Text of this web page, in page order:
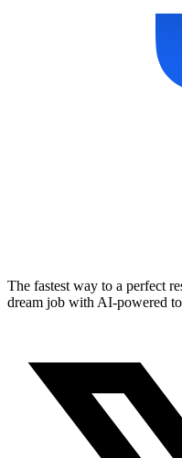
The fastest way to a perfect
dream job with AI-powered